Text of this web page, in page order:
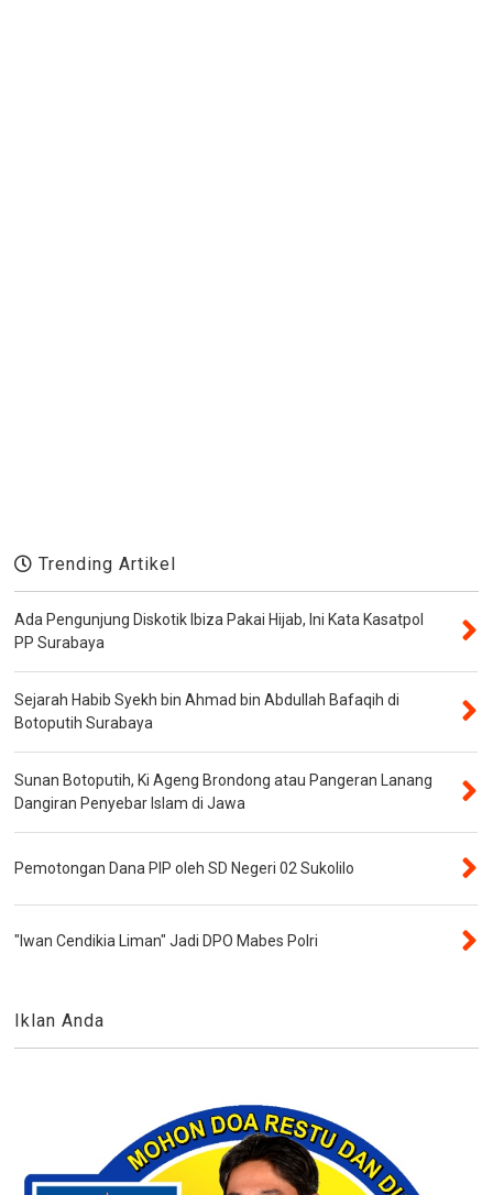
Trending Artikel
Ada Pengunjung Diskotik Ibiza Pakai Hijab, Ini Kata Kasatpol
PP Surabaya
Sejarah Habib Syekh bin Ahmad bin Abdullah Bafaqih di
Botoputih Surabaya
Sunan Botoputih, Ki Ageng Brondong atau Pangeran Lanang
Dangiran Penyebar Islam di Jawa
Pemotongan Dana PIP oleh SD Negeri 02 Sukolilo
"Iwan Cendikia Liman" Jadi DPO Mabes Polri
Iklan Anda